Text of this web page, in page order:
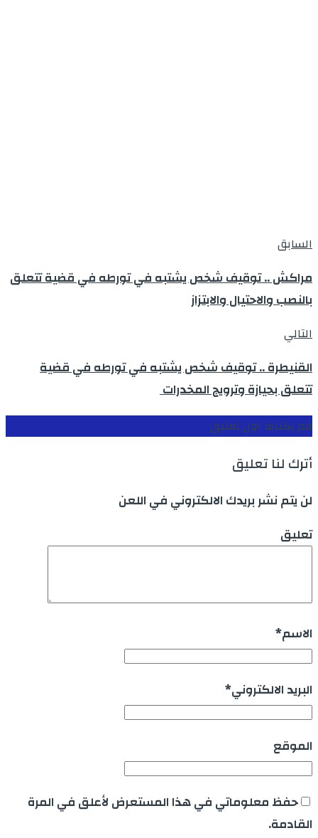
السابق
مراكش .. توقيف شخص يشتبه في تورطه في قضية تتعلق
بالنصب والاحتيال والابتزاز
التالي
القنيطرة .. توقيف شخص يشتبه في تورطه في قضية
تتعلق بحيازة وترويج المخدرات
قم بكتابة اول تعليق
أترك لنا تعليق
لن يتم نشر بريدك الالكتروني في اللعن
تعليق
الاسم*
البريد الالكتروني*
الموقع
حفظ معلوماتي في هذا المستعرض لأعلق في المرة
القادمة.